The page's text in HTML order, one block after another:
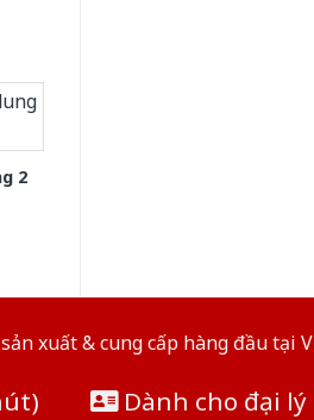
2
xuất & cung cấp hàng đầu tại
Dành cho đại lý